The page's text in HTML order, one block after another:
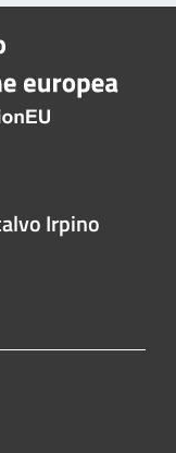
Irpino